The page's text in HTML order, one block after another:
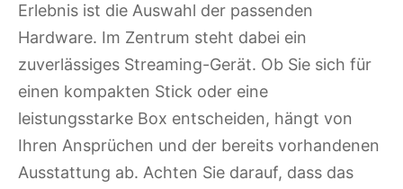
Erlebnis ist die Auswahl der passenden
Hardware. Im Zentrum steht dabei ein
zuverlässiges Streaming-Gerät. Ob Sie sich für
einen kompakten Stick oder eine
leistungsstarke Box entscheiden, hängt von
Ihren Ansprüchen und der bereits vorhandenen
Ausstattung ab. Achten Sie darauf, dass das